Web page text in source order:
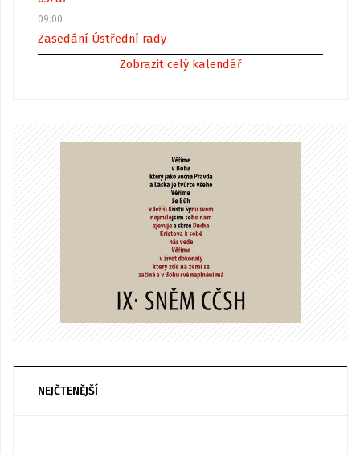
09:00
Zasedání Ústřední rady
Zobrazit celý kalendář
NEJČTENĚJŠÍ